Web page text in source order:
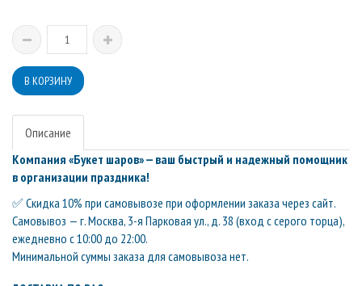
Описание
Компания «Букет шаров» — ваш быстрый и надежный помощник
в организации праздника!
✅ Скидка 10% при самовывозе при оформлении заказа через сайт.
Самовывоз — г. Москва, 3-я Парковая ул., д. 38 (вход с серого торца),
ежедневно с 10:00 до 22:00.
Минимальной суммы заказа для самовывоза нет.